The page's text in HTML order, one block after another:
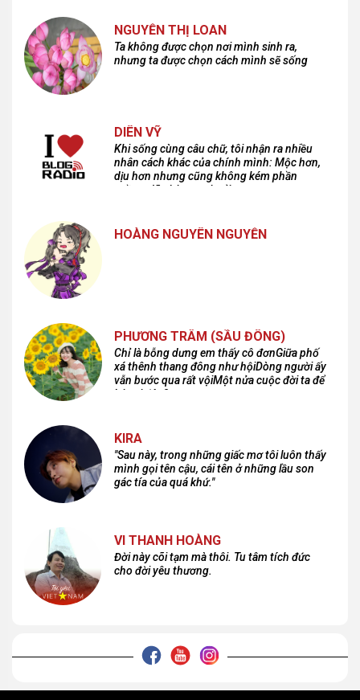
NGUYỄN THỊ LOAN
Ta không được chọn nơi mình sinh ra,
nhưng ta được chọn cách mình sẽ sống
DIÊN VỸ
Khi sống cùng câu chữ, tôi nhận ra nhiều
nhân cách khác của chính mình: Mộc hơn,
dịu hơn nhưng cũng không kém phần
cuồng dã và hoang hoải...
HOÀNG NGUYÊN NGUYỄN
PHƯƠNG TRÂM (SẦU ĐÔNG)
Chỉ là bỗng dưng em thấy cô đơnGiữa phố
xá thênh thang đông như hộiDòng người ấy
vẫn bước qua rất vộiMột nửa cuộc đời ta để
lại nơi đâu?
KIRA
"Sau này, trong những giấc mơ tôi luôn thấy
mình gọi tên cậu, cái tên ở những lầu son
gác tía của quá khứ."
VI THANH HOÀNG
Đời này cõi tạm mà thôi. Tu tâm tích đức
cho đời yêu thương.